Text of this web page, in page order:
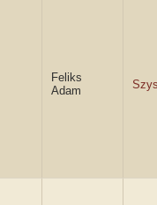
Feliks
Adam